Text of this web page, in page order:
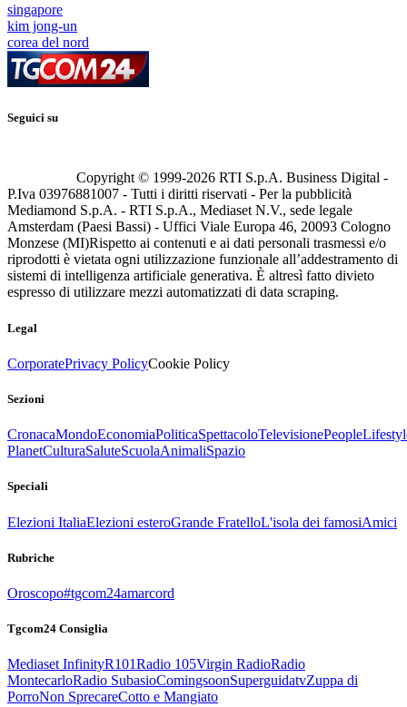
singapore
kim jong-un
corea del nord
Seguici su
Copyright © 1999-2026 RTI S.p.A. Business Digital -
P.Iva 03976881007 - Tutti i diritti riservati - Per la pubblicità
Mediamond S.p.A. - RTI S.p.A., Mediaset N.V., sede legale
Amsterdam (Paesi Bassi) - Uffici Viale Europa 46, 20093 Cologno
Monzese (MI)Rispetto ai contenuti e ai dati personali trasmessi e/o
riprodotti è vietata ogni utilizzazione funzionale all’addestramento di
sistemi di intelligenza artificiale generativa. È altresì fatto divieto
espresso di utilizzare mezzi automatizzati di data scraping.
Legal
CorporatePrivacy PolicyCookie Policy
Sezioni
CronacaMondoEconomiaPoliticaSpettacoloTelevisionePeople
PlanetCulturaSaluteScuolaAnimaliSpazio
Speciali
Elezioni ItaliaElezioni esteroGrande FratelloL'isola dei famosiAmici
Rubriche
Oroscopo#tgcom24amarcord
Tgcom24 Consiglia
Mediaset InfinityR101Radio 105Virgin RadioRadio
MontecarloRadio SubasioComingsoonSuperguidatvZuppa di
PorroNon SprecareCotto e Mangiato